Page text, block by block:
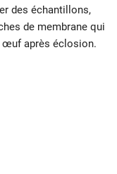
des échantillons,
de membrane qui
œuf après éclosion.